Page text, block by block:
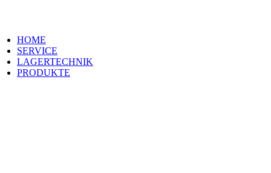
HOME
SERVICE
LAGERTECHNIK
PRODUKTE